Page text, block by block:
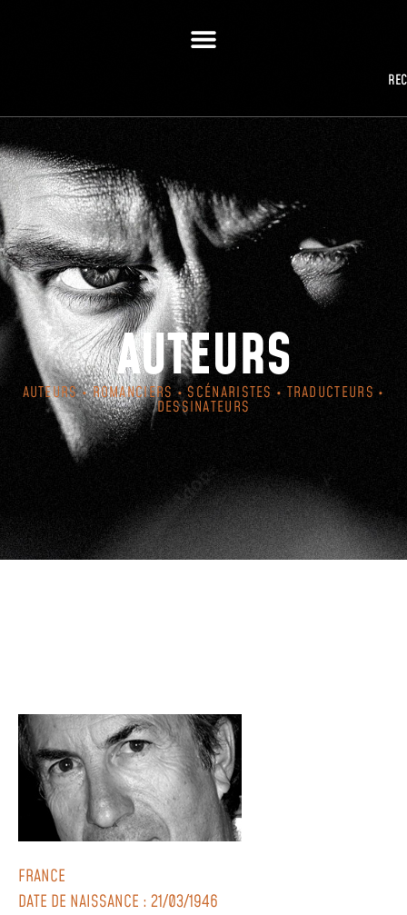
AUTEURS
AUTEURS • ROMANCIERS • SCÉNARISTES • TRADUCTEURS •
DESSINATEURS
FRANCE
DATE DE NAISSANCE : 21/03/1946